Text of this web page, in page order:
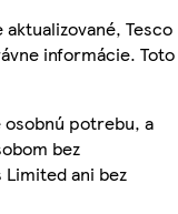
Tesco
informácie. Toto
potrebu, a
bez
Limited ani bez